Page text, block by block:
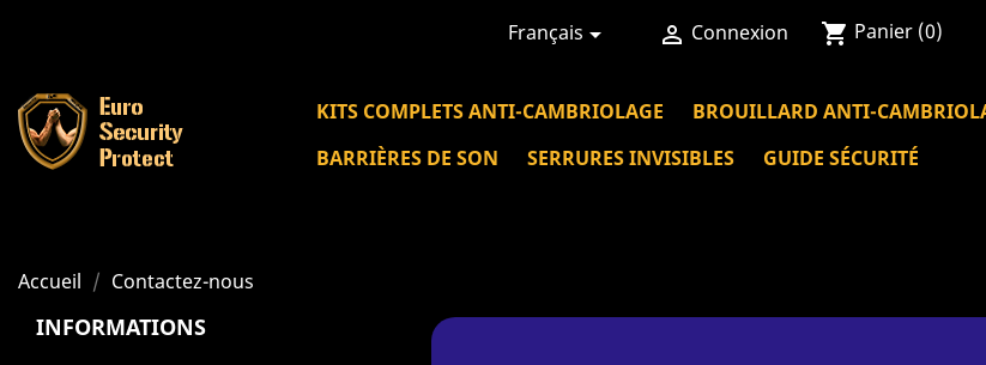
Français  Connexion shopping_cart Panier (0)
KITS COMPLETS ANTI-CAMBRIOLAGE BROUILLARD ANTI-
BARRIÈRES DE SON
SERRURES INVISIBLES GUIDE SÉCURITÉ
Accueil Contactez-nous
INFORMATIONS